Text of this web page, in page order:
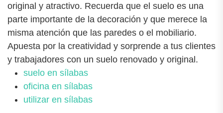
original y atractivo. Recuerda que el suelo es una
parte importante de la decoración y que merece la
misma atención que las paredes o el mobiliario.
Apuesta por la creatividad y sorprende a tus clientes
y trabajadores con un suelo renovado y original.
suelo en sílabas
oficina en sílabas
utilizar en sílabas